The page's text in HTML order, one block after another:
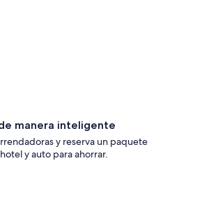
manera inteligente
y reserva un paquete
y auto para ahorrar.